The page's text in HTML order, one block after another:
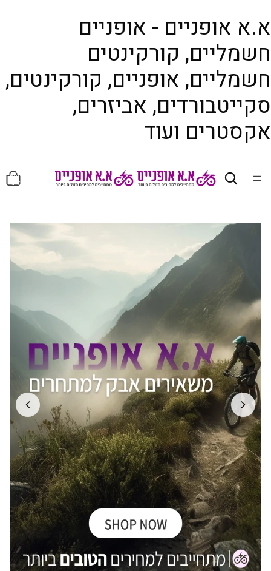
א.א אופניים - אופניים
חשמליים, קורקינטים
חשמליים, אופניים, קורקינטים,
סקייטבורדים, אביזרים,
אקסטרים ועוד
סה"כ
פריטים
בעגלה: